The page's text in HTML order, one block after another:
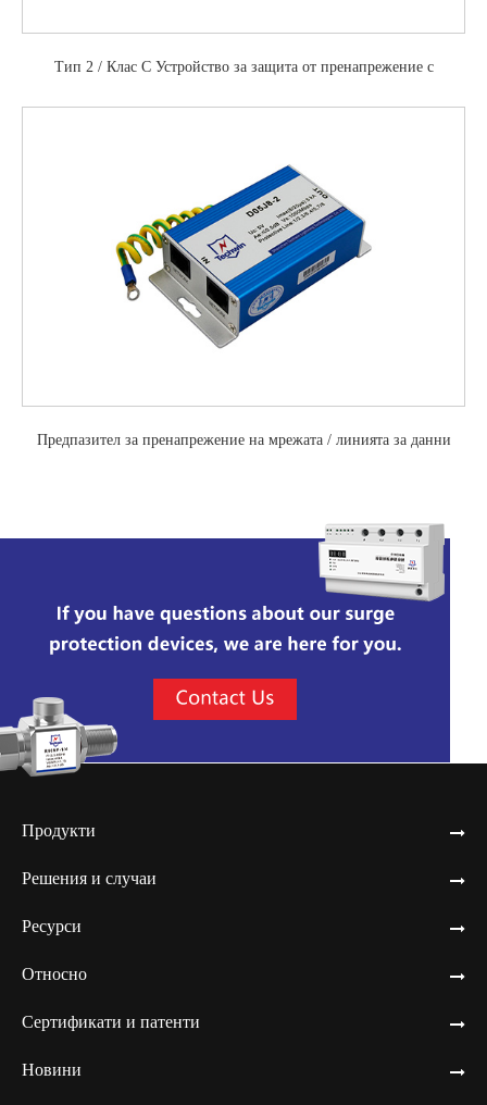
Тип 2 / Клас С Устройство за защита от пренапрежение с
Предпазител за пренапрежение на мрежата / линията за данни
Продукти
Решения и случаи
Ресурси
Относно
Сертификати и патенти
Новини